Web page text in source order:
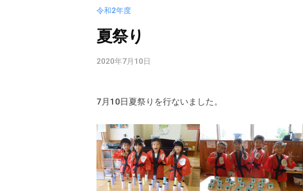
立
春
日
部
保
育
所
第
9
保
育
公
ホ
ー
ム
ペ
令和2年度
夏祭り
2020年7月10日
s
a
d
m
i
7月10日夏祭りを行ないました。
所